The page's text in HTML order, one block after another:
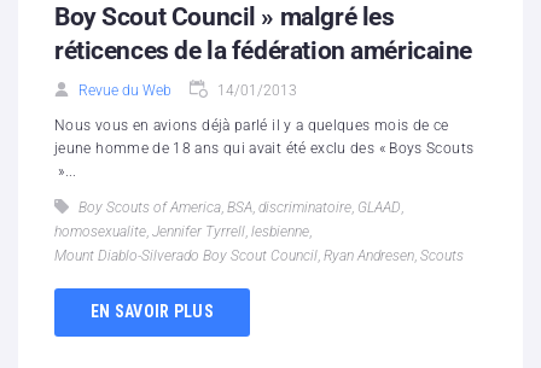
Boy Scout Council » malgré les
réticences de la fédération américaine
Revue du Web 14/01/2013
Nous vous en avions déjà parlé il y a quelques mois de ce
jeune homme de 18 ans qui avait été exclu des « Boys Scouts
»...
Boy Scouts of America BSA discriminatoire GLAAD
homosexualite Jennifer Tyrrell lesbienne
Mount Diablo-Silverado Boy Scout Council Ryan Andresen Scouts
EN SAVOIR PLUS